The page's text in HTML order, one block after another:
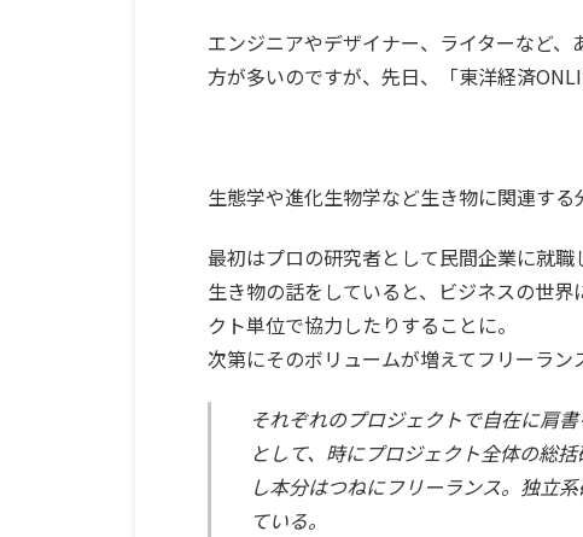
エンジニアやデザイナー、ライターなど
方が多いのですが、先日、「東洋経済
生態学や進化生物学など生き物に関連する
最初はプロの研究者として民間企業に就
生き物の話をしていると、ビジネスの世
クト単位で協力したりすることに。
次第にそのボリュームが増えてフリーラン
それぞれのプロジェクトで自在に肩
として、時にプロジェクト全体の総
し本分はつねにフリーランス。独立
ている。